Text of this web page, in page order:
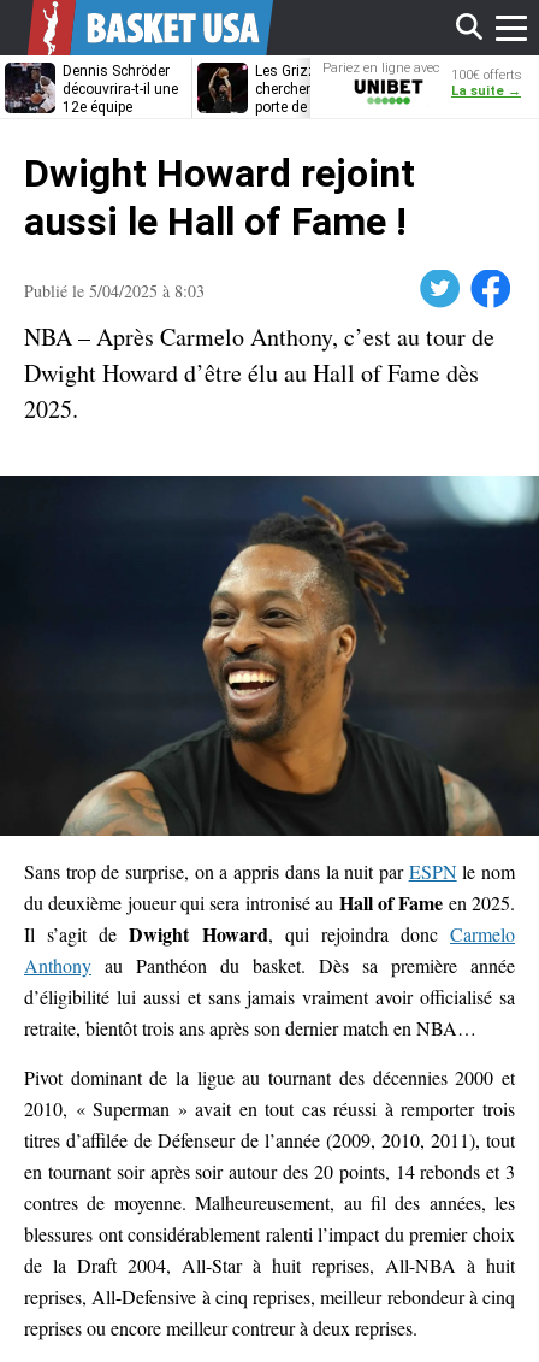
Dennis Schröder
découvrira-t-il une
12e équipe
Les Grizzlies
cherchent déjà une
porte de sortie
Dwane Casey
bientôt coach
Pariez en ligne avec
Unibet
100€ offerts
La suite →
Dwight Howard rejoint
aussi le Hall of Fame !
Publié le 5/04/2025 à 8:03 Facebook
NBA – Après Carmelo Anthony, c’est au tour de
Dwight Howard d’être élu au Hall of Fame dès
2025.
Sans trop de surprise, on a appris dans la nuit parESPNle nom
du deuxième joueur qui sera intronisé au Hall of Fame en 2025.
Il s’agit deDwight Howard, qui rejoindra donc Carmelo
Anthony au Panthéon du basket. Dès sa première année
d’éligibilité lui aussi et sans jamais vraiment avoir officialisé sa
retraite, bientôt trois ans après son dernier match en NBA…
Pivot dominant de la ligue au tournant des décennies 2000 et
2010, « Superman » avait en tout cas réussi à remporter trois
titres d’affilée de Défenseur de l’année (2009, 2010, 2011), tout
en tournant soir après soir autour des 20 points, 14 rebonds et 3
contres de moyenne. Malheureusement, au fil des années, les
blessures ont considérablement ralenti l’impact du premier choix
de la Draft 2004, All-Star à huit reprises, All-NBA à huit
reprises, All-Defensive à cinq reprises, meilleur rebondeur à cinq
reprises ou encore meilleur contreur à deux reprises.